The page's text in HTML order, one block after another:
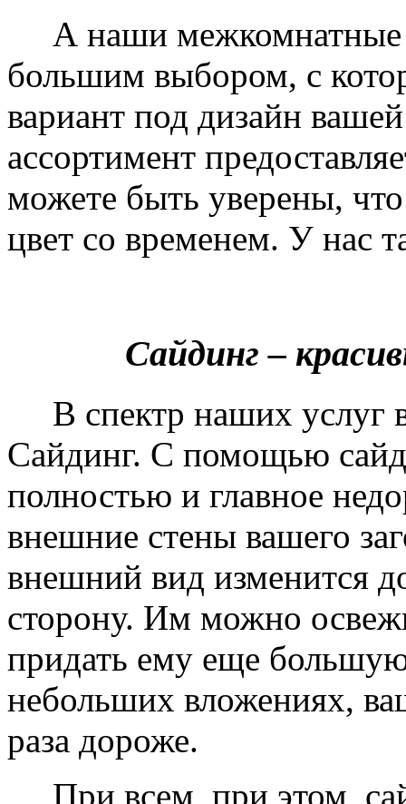
А наши межкомнатные
большим выбором, с
вариант под дизайн
ассортимент
можете быть уверены,
цвет со временем. У нас
Сайдинг –
В спектр наших услуг
Сайдинг. С помощью
полностью и главное
внешние стены вашего
внешний вид изменится
сторону. Им можно
придать ему еще
небольших вложениях,
раза дороже.
При всем, при этом,